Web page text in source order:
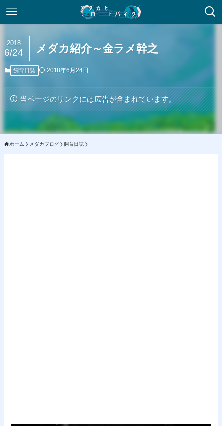
メダカ紹介～金ラメ幹之
2018
6/24
飼育日誌 2018年6月24日
当ページのリンクには広告が含まれています。
ホーム メダカブログ 飼育日誌